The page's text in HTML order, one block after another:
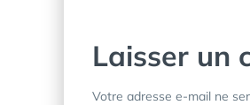
Laisser un
Votre adresse e-mail ne